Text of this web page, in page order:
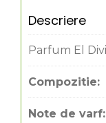
Descriere
Parfum El
Compozitie:
Note de varf: